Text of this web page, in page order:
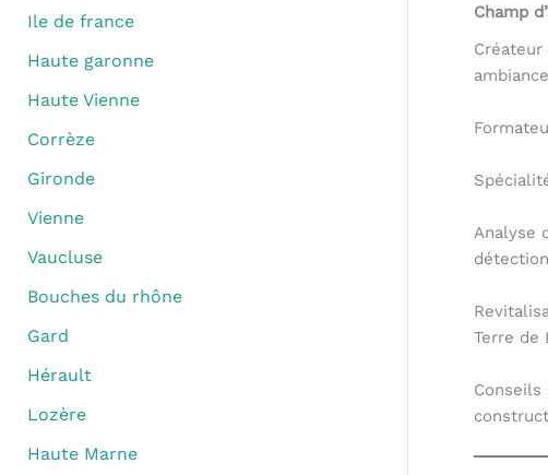
Ile de france
Haute garonne
Haute Vienne
Corrèze
Gironde
Vienne
Vaucluse
Bouches du rhône
Gard
Hérault
Lozère
Haute Marne
Champ
Analyse
Terre de
Conseils